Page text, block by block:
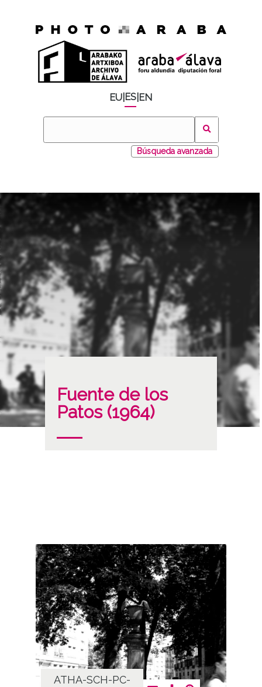
EU ES EN
Búsqueda avanzada
Fuente de los
Patos (1964)
ATHA-SCH-PC-